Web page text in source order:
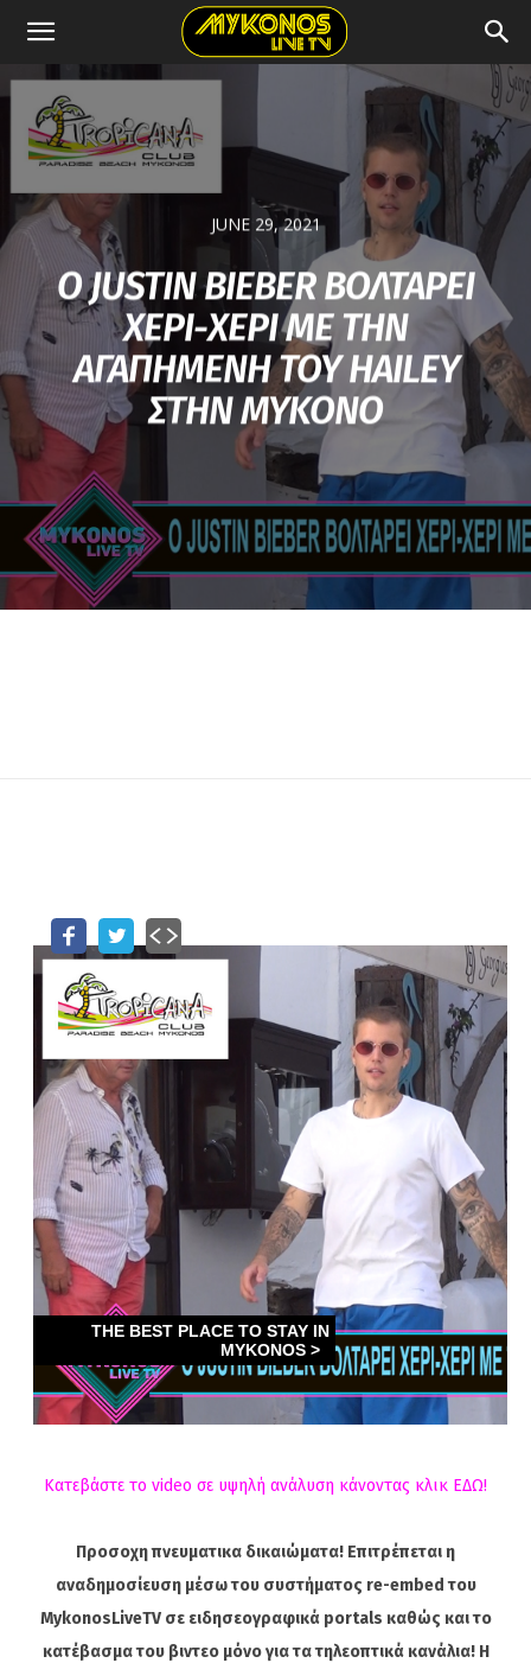
JUNE 29, 2021
Ο JUSTIN BIEBER ΒΟΛΤΑΡΕΙ
ΧΕΡΙ-ΧΕΡΙ ΜΕ ΤΗΝ
ΑΓΑΠΗΜΕΝΗ ΤΟΥ HAILEY
ΣΤΗΝ ΜΥΚΟΝΟ
Κατεβάστε το video σε υψηλή ανάλυση κάνοντας κλικ ΕΔΩ!
Προσοχη πνευματικα δικαιώματα! Επιτρέπεται η
αναδημοσίευση μέσω του συστήματος re-embed του
MykonosLiveTV σε ειδησεογραφικά portals καθώς και το
κατέβασμα του βιντεο μόνο για τα τηλεοπτικά κανάλια! Η